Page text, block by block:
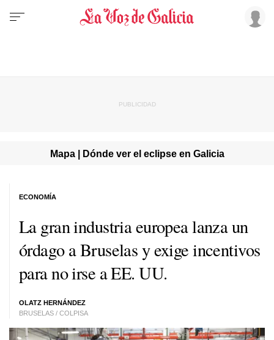
Mapa | Dónde ver el eclipse en Galicia
La gran industria europea lanza un
órdago a Bruselas y exige incentivos
para no irse a EE. UU.
OLATZ HERNÁNDEZ
BRUSELAS / COLPISA
ECONOMÍA